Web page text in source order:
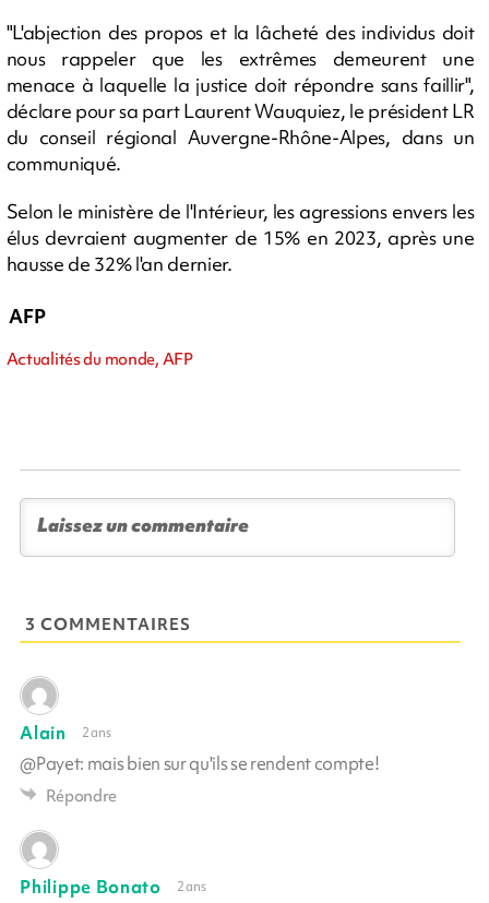
"L'abjection des propos et la lâcheté des individus doit
nous rappeler que les extrêmes demeurent une
menace à laquelle la justice doit répondre sans faillir",
déclare pour sa part Laurent Wauquiez, le président LR
du conseil régional Auvergne-Rhône-Alpes, dans un
communiqué.
Selon le ministère de l'Intérieur, les agressions envers les
élus devraient augmenter de 15% en 2023, après une
hausse de 32% l'an dernier.
AFP
Actualités du monde, AFP
3 COMMENTAIRES
Alain 2 ans
@Payet: mais bien sur qu'ils se rendent compte!
Répondre
Philippe Bonato 2 ans